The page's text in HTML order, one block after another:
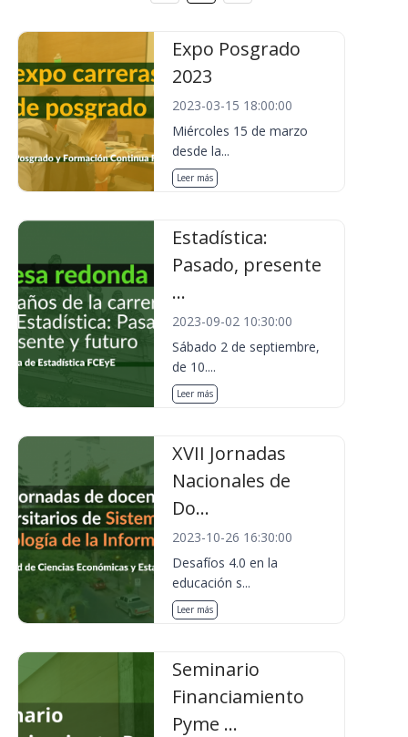
Expo Posgrado
2023
2023-03-15 18:00:00
Miércoles 15 de marzo
desde la...
Leer más
Estadística:
Pasado, presente
...
2023-09-02 10:30:00
Sábado 2 de septiembre,
de 10....
Leer más
XVII Jornadas
Nacionales de
Do...
2023-10-26 16:30:00
Desafíos 4.0 en la
educación s...
Leer más
Seminario
Financiamiento
Pyme ...